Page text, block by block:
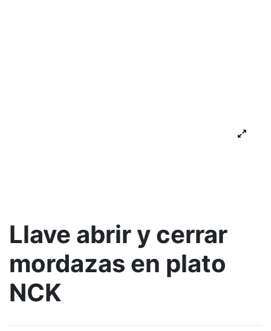
Llave abrir y cerrar
mordazas en plato
NCK